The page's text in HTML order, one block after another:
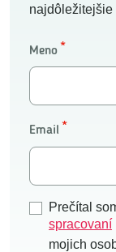
najdôležitejšie
Meno
Email
Prečítal
spracovaní
mojich